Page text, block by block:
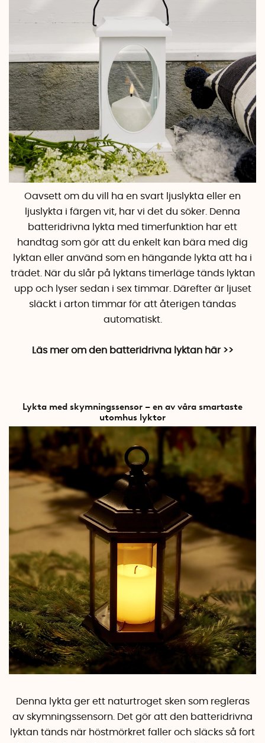
Oavsett om du vill ha en svart ljuslykta eller en
ljuslykta i färgen vit, har vi det du söker. Denna
batteridrivna lykta med timerfunktion har ett
handtag som gör att du enkelt kan bära med dig
lyktan eller använd som en hängande lykta att ha i
trädet. När du slår på lyktans timerläge tänds lyktan
upp och lyser sedan i sex timmar. Därefter är ljuset
släckt i arton timmar för att återigen tändas
automatiskt.
Läs mer om den batteridrivna lyktan här >>
Lykta med skymningssensor – en av våra smartaste
utomhus lyktor
Denna lykta ger ett naturtroget sken som regleras
av skymningssensorn. Det gör att den batteridrivna
lyktan tänds när höstmörkret faller och släcks så fort